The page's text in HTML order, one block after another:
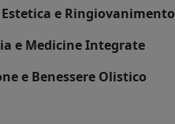
e Ringiovanimento
e Medicine Integrate
e Benessere Olistico